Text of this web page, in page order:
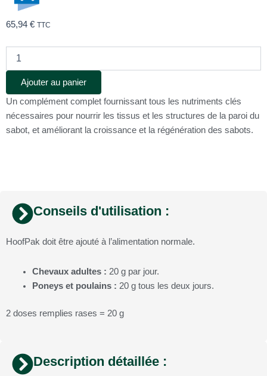
65,94 € TTC
Poudre
2kg
Ajouter au panier
Un complément complet fournissant tous les nutriments clés
nécessaires pour nourrir les tissus et les structures de la paroi du
sabot, et améliorant la croissance et la régénération des sabots.
Conseils d'utilisation :
HoofPak doit être ajouté à l’alimentation normale.
Chevaux adultes : 20 g par jour.
Poneys et poulains : 20 g tous les deux jours.
2 doses remplies rases = 20 g
Description détaillée :